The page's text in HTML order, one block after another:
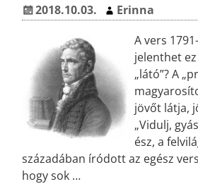
2018.10.03.
Erinna
A vers
jelenthet
„látó”? A
jövőt látja,
„Vidulj,
ész, a
századában íródott az egész
hogy sok …